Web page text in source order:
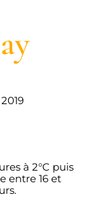
à 2°C puis
entre 16 et